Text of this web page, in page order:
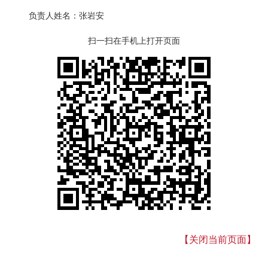
负责人姓名：张岩安
扫一扫在手机上打开页面
【关闭当前页面】